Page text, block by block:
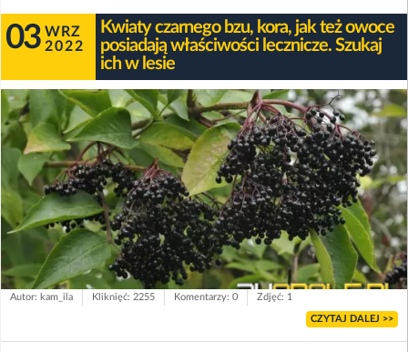
03 WRZ
2022
Kwiaty czarnego bzu, kora, jak też owoce
posiadają właściwości lecznicze. Szukaj
ich w lesie
Autor: kam_ila Kliknięć: 2255 Komentarzy: 0 Zdjęć: 1
CZYTAJ DALEJ >>